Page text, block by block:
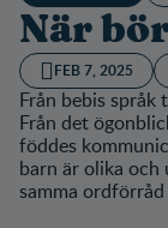
När
FEB 7, 2025
Från bebis
Från det
föddes
barn är olika och
samma